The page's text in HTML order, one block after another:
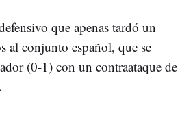
que apenas tardó un
al conjunto español, que se
(0-1) con un contraataque de